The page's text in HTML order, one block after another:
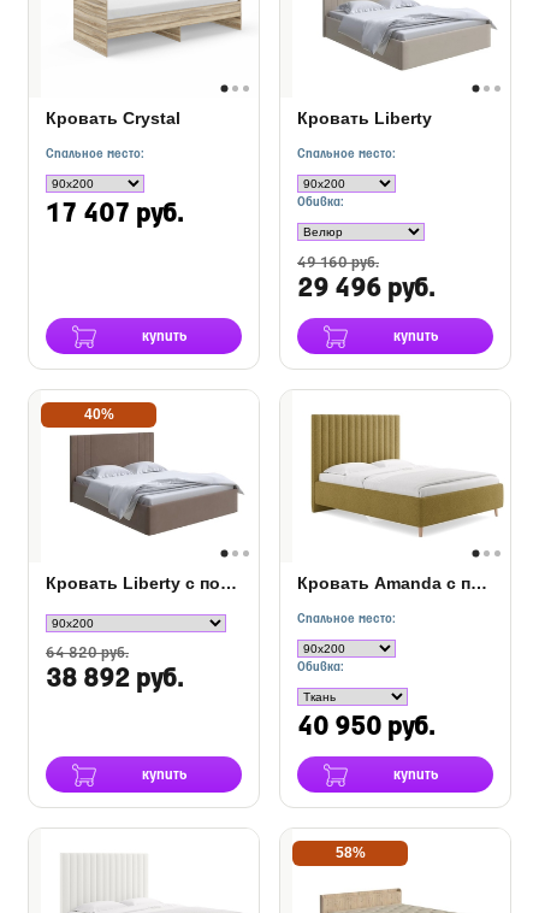
Кровать Crystal
Спальное место:
17 407 руб.
купить
Кровать Liberty
Спальное место:
Обивка:
49 160 руб.
29 496 руб.
купить
40%
Кровать Liberty с подъемным механизмом
64 820 руб.
38 892 руб.
купить
Кровать Amanda с подъемным механизмом
Спальное место:
Обивка:
40 950 руб.
купить
58%